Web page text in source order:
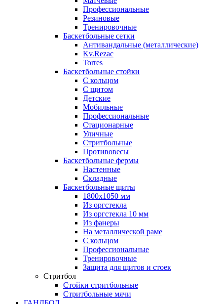
Профессиональные
Резиновые
Тренировочные
Баскетбольные сетки
Антивандальные (металлические)
Kv.Rezac
Torres
Баскетбольные стойки
С кольцом
С щитом
Детские
Мобильные
Профессиональные
Стационарные
Уличные
Стритбольные
Противовесы
Баскетбольные фермы
Настенные
Складные
Баскетбольные щиты
1800х1050 мм
Из оргстекла
Из оргстекла 10 мм
Из фанеры
На металлической раме
С кольцом
Профессиональные
Тренировочные
Защита для щитов и стоек
Стритбол
Стойки стритбольные
Стритбольные мячи